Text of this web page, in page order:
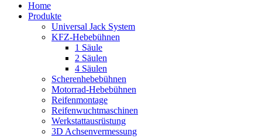
Home
Produkte
Universal Jack System
KFZ-Hebebühnen
1 Säule
2 Säulen
4 Säulen
Scherenhebebühnen
Motorrad-Hebebühnen
Reifenmontage
Reifenwuchtmaschinen
Werkstattausrüstung
3D Achsenvermessung